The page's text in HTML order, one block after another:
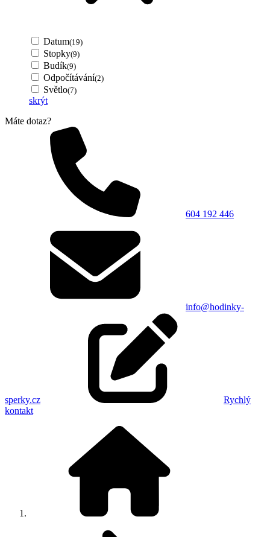
Datum(19)
Stopky(9)
Budík(9)
Odpočítávání(2)
Světlo(7)
skrýt
Máte dotaz?
604 192 446
info@hodinky-
sperky.cz
Rychlý
kontakt